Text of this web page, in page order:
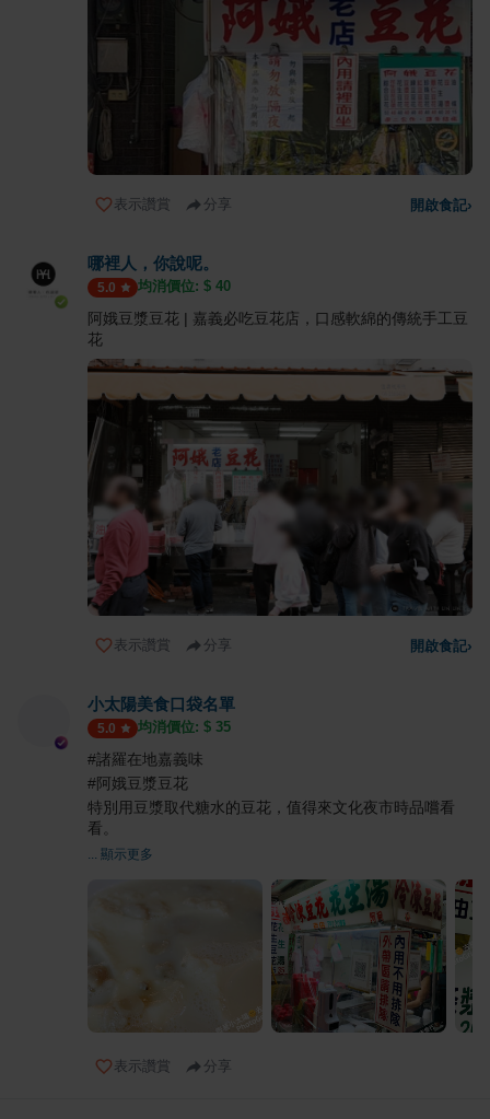
表示讚賞 分享 開啟食記›
哪裡人，你說呢。
5.0 均消價位: $ 40
阿娥豆漿豆花 | 嘉義必吃豆花店，口感軟綿的傳統手工豆
花
表示讚賞 分享 開啟食記›
小太陽美食口袋名單
5.0 均消價位: $ 35
#諸羅在地嘉義味
#阿娥豆漿豆花
特別用豆漿取代糖水的豆花，值得來文化夜市時品嚐看
看。
... 顯示更多
表示讚賞 分享